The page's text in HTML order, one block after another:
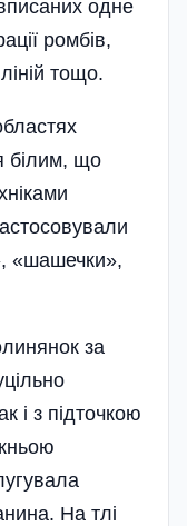
одне
ромбів,
тощо.
білим, що
«шашечки»,
за
і з підточкою
На тлі